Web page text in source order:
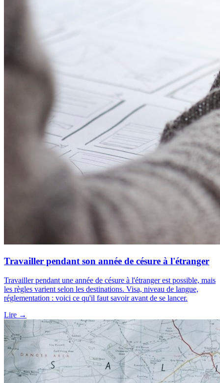
Travailler pendant son année de césure à l'étranger
Travailler pendant une année de césure à l'étranger est possible, mais
les règles varient selon les destinations. Visa, niveau de langue,
réglementation : voici ce qu'il faut savoir avant de se lancer.
Lire →